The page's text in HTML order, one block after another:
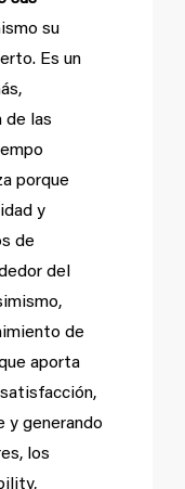
su
Es un
de las
porque
y
de
del
de
aporta
y generando
los